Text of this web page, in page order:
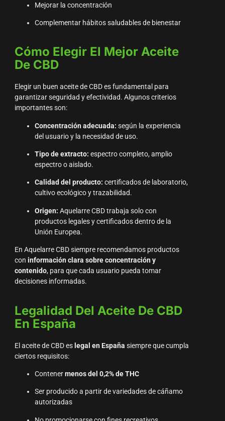
Mejorar la concentración
Complementar hábitos saludables de bienestar
Cómo Elegir El Mejor Aceite
De CBD
Elegir un buen aceite de CBD es fundamental para
garantizar seguridad y efectividad. Algunos criterios
importantes son:
Concentración adecuada: según la experiencia
del usuario y la necesidad de uso.
Tipo de extracto: espectro completo, amplio
espectro o aislado.
Calidad del producto: certificados de laboratorio,
cultivo ecológico y trazabilidad.
Origen: Aquelarre CBD trabaja solo con
productos legales y certificados dentro de la
Unión Europea.
En Aquelarre CBD siempre recomendamos productos
con información clara sobre concentración y
contenido, para que cada usuario pueda tomar
decisiones informadas.
Legalidad Del Aceite De CBD
En España
El aceite de CBD es legal en España siempre que cumpla
ciertos requisitos:
Contenermenos del 0,2% de THC
Ser producido a partir de variedades de cáñamo
autorizadas